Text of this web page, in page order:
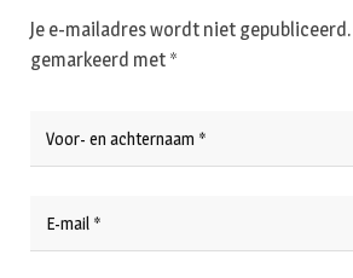
Je e-mailadres wordt niet gepubliceerd.
gemarkeerd met *